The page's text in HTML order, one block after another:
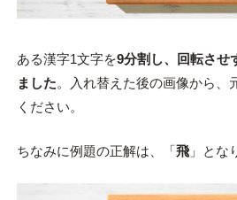
ある漢字1文字を9分割し、回転させ
ました。入れ替えた後の画像から、
ください。
ちなみに例題の正解は、「飛」とな